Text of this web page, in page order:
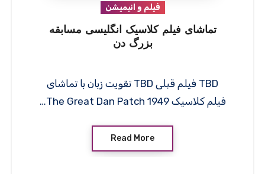
فیلم و انیمیشن
تماشای فیلم کلاسیک انگلیسی مسابقه
بزرگ دن
TBD فیلم قبلی TBD تقویت زبان با تماشای
فیلم کلاسیک The Great Dan Patch 1949…
Read More